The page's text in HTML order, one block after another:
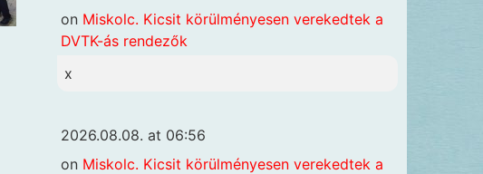
on Miskolc. Kicsit körülményesen verekedtek a
DVTK-ás rendezők
x
2026.08.08. at 06:56
on Miskolc. Kicsit körülményesen verekedtek a